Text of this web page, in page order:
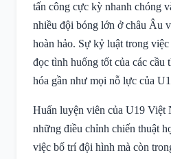
tấn công cực kỳ nhanh chóng
nhiều đội bóng lớn ở châu Âu
hoàn hảo. Sự kỷ luật trong
đọc tình huống tốt của các cầu
hóa gần như mọi nỗ lực của
Huấn luyện viên của U19 Việt
những điều chỉnh chiến thuật
việc bố trí đội hình mà còn